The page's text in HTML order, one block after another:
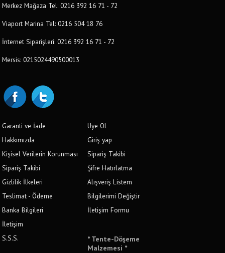
Merkez Mağaza Tel: 0216 392 16 71 - 72
Viaport Marina Tel: 0216 504 18 76
İnternet Siparişleri: 0216 392 16 71 - 72
Mersis: 0215024490500013
Garanti ve İade
Hakkımızda
Kişisel Verilerin Korunması
Sipariş Takibi
Gizlilik İlkeleri
Teslimat - Ödeme
Banka Bilgileri
İletişim
S.S.S.
Üye Ol
Giriş yap
Sipariş Takibi
Şifre Hatırlatma
Alışveriş Listem
Bilgilerimi Değiştir
İletişim Formu
* Tente-Döşeme
Malzemesi *